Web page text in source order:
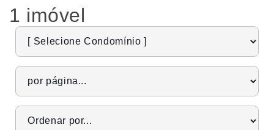
1 imóvel